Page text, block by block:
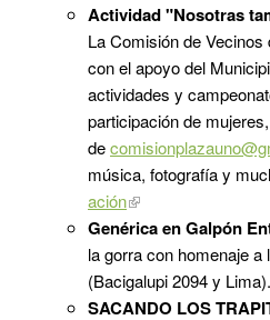
Actividad "Nosotras
La Comisión de
con el apoyo del
actividades y
participación de
de
música, fotografía y
ación
Genérica en Galpón
la gorra con homenaje
(Bacigalupi 2094 y Lima).
SACANDO LOS